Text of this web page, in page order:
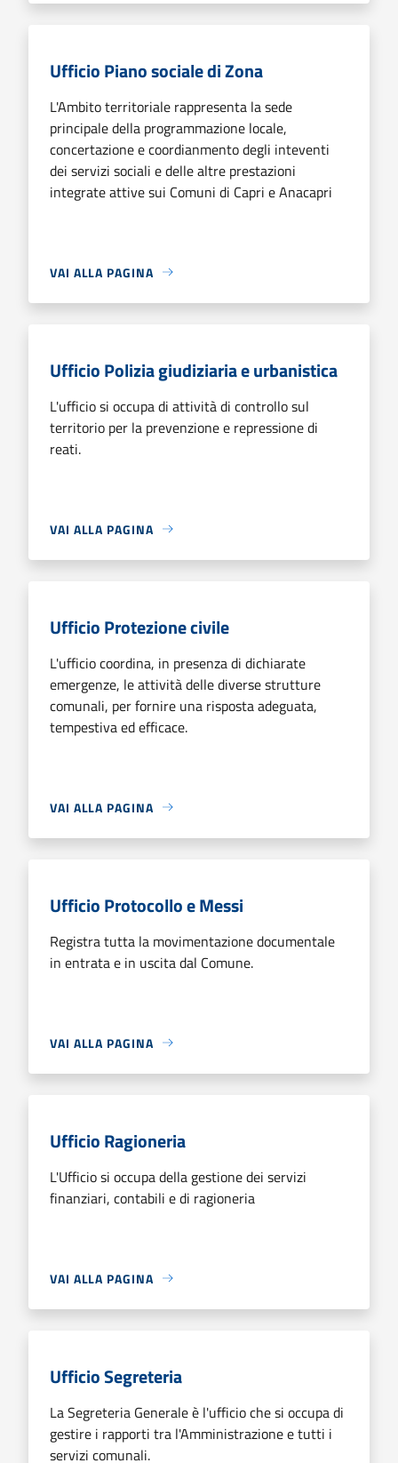
Ufficio Piano sociale di Zona
L'Ambito territoriale rappresenta la sede
principale della programmazione locale,
concertazione e coordianmento degli inteventi
dei servizi sociali e delle altre prestazioni
integrate attive sui Comuni di Capri e Anacapri
VAI ALLA PAGINA
Ufficio Polizia giudiziaria e urbanistica
L'ufficio si occupa di attività di controllo sul
territorio per la prevenzione e repressione di
reati.
VAI ALLA PAGINA
Ufficio Protezione civile
L'ufficio coordina, in presenza di dichiarate
emergenze, le attività delle diverse strutture
comunali, per fornire una risposta adeguata,
tempestiva ed efficace.
VAI ALLA PAGINA
Ufficio Protocollo e Messi
Registra tutta la movimentazione documentale
in entrata e in uscita dal Comune.
VAI ALLA PAGINA
Ufficio Ragioneria
L'Ufficio si occupa della gestione dei servizi
finanziari, contabili e di ragioneria
VAI ALLA PAGINA
Ufficio Segreteria
La Segreteria Generale è l'ufficio che si occupa di
gestire i rapporti tra l'Amministrazione e tutti i
servizi comunali.